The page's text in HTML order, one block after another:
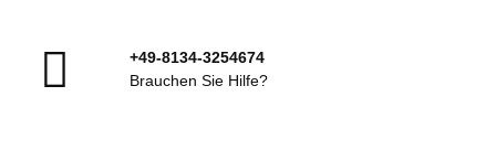
+49-8134-3254674
Brauchen Sie Hilfe?